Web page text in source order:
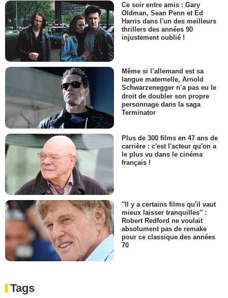
Ce soir entre amis : Gary
Oldman, Sean Penn et Ed
Harris dans l'un des meilleurs
thrillers des années 90
injustement oublié !
Même si l’allemand est sa
langue maternelle, Arnold
Schwarzenegger n’a pas eu le
droit de doubler son propre
personnage dans la saga
Terminator
Plus de 300 films en 47 ans de
carrière : c'est l'acteur qu'on a
le plus vu dans le cinéma
français !
"Il y a certains films qu'il vaut
mieux laisser tranquilles" :
Robert Redford ne voulait
absolument pas de remake
pour ce classique des années
70
Tags